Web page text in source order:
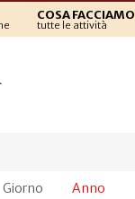
COSA FACCIAMO
tutte le attività
Giorno (schedaAnno